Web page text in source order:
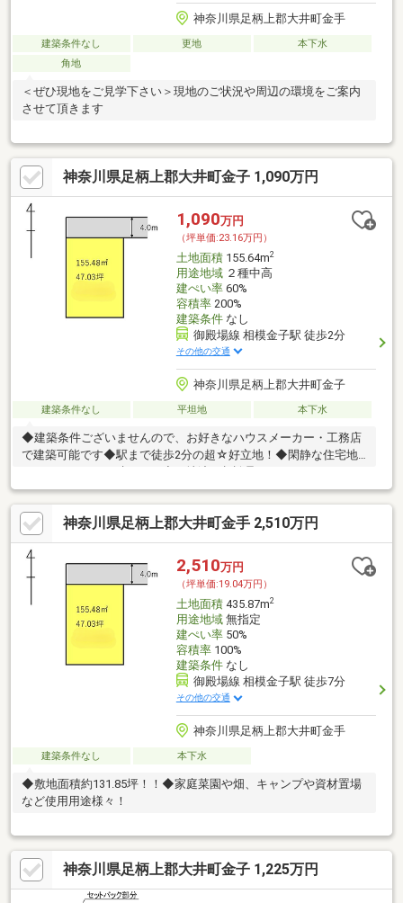
神奈川県足柄上郡大井町金手
建築条件なし 更地
本下水
角地
＜ぜひ現地をご見学下さい＞現地のご状況や周辺の環境をご案内
させて頂きます
神奈川県足柄上郡大井町金子 1,090万円
1,090万円
（坪単価:23.16万円）
土地面積155.64m2
用途地域２種中高
建ぺい率60%
容積率200%
建築条件なし
御殿場線 相模金子駅 徒歩2分
その他の交通
神奈川県足柄上郡大井町金子
建築条件なし 平坦地 本下水
◆建築条件ございませんので、お好きなハウスメーカー・工務店
で建築可能です◆駅まで徒歩2分の超☆好立地！◆閑静な住宅地
神奈川県足柄上郡大井町金手 2,510万円
2,510万円
（坪単価:19.04万円）
土地面積435.87m2
用途地域無指定
建ぺい率50%
容積率100%
建築条件なし
御殿場線 相模金子駅 徒歩7分
その他の交通
神奈川県足柄上郡大井町金手
建築条件なし 本下水
◆敷地面積約131.85坪！！◆家庭菜園や畑、キャンプや資材置場
など使用用途様々！
神奈川県足柄上郡大井町金子 1,225万円